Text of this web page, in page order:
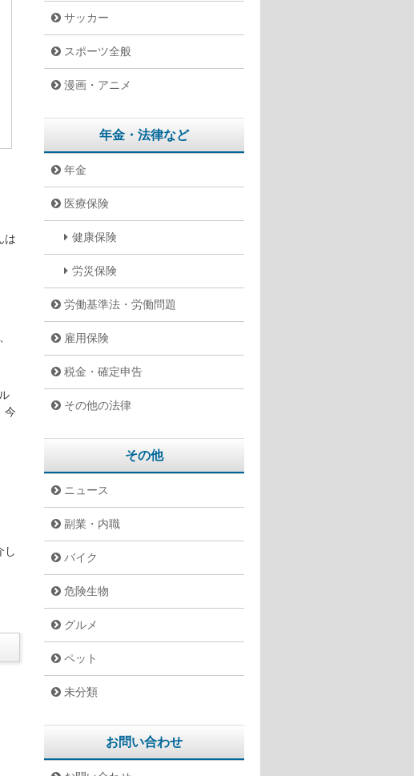
サッカー
スポーツ全般
漫画・アニメ
年金・法律など
年金
医療保険
健康保険
労災保険
労働基準法・労働問題
雇用保険
税金・確定申告
その他の法律
その他
ニュース
副業・内職
バイク
危険生物
グルメ
ペット
未分類
お問い合わせ